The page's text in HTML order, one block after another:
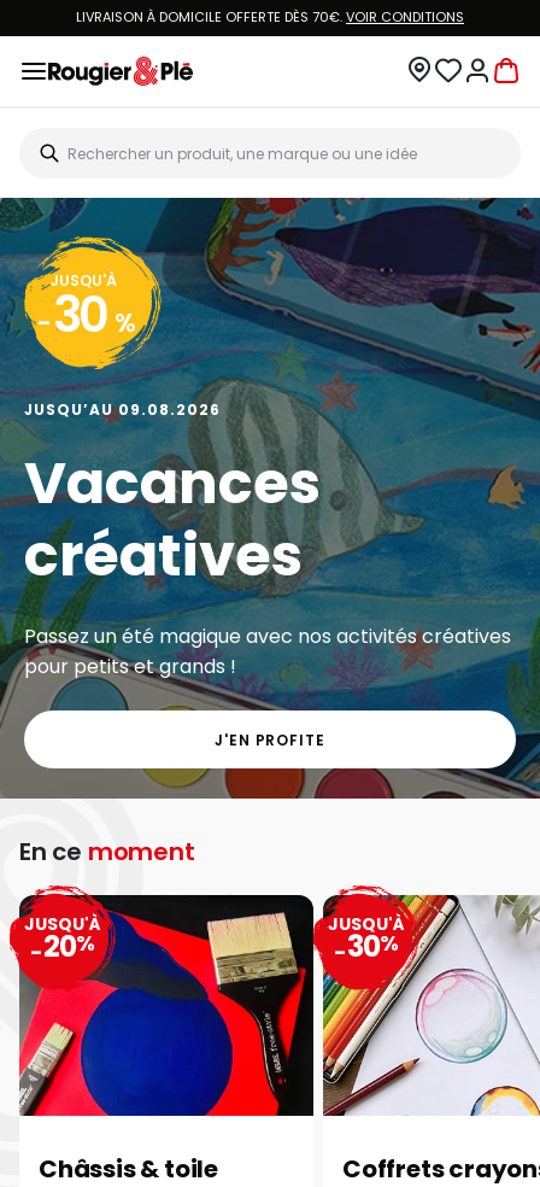
LIVRAISON À DOMICILE OFFERTE DÈS 70€.VOIR CONDITIONS
JUSQU'À
- 30 %
JUSQU’AU 09.08.2026
Vacances
créatives
Passez un été magique avec nos activités créatives
pour petits et grands !
J'EN PROFITE
En ce moment
Châssis & toile
JUSQU'À
-20%
Coffrets
JUSQU'À
-30%